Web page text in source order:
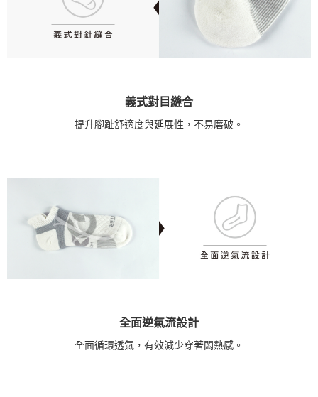
義式對目縫合
提升腳趾舒適度與延展性，不易磨破。
全面逆氣流設計
全面循環透氣，有效減少穿著悶熱感。